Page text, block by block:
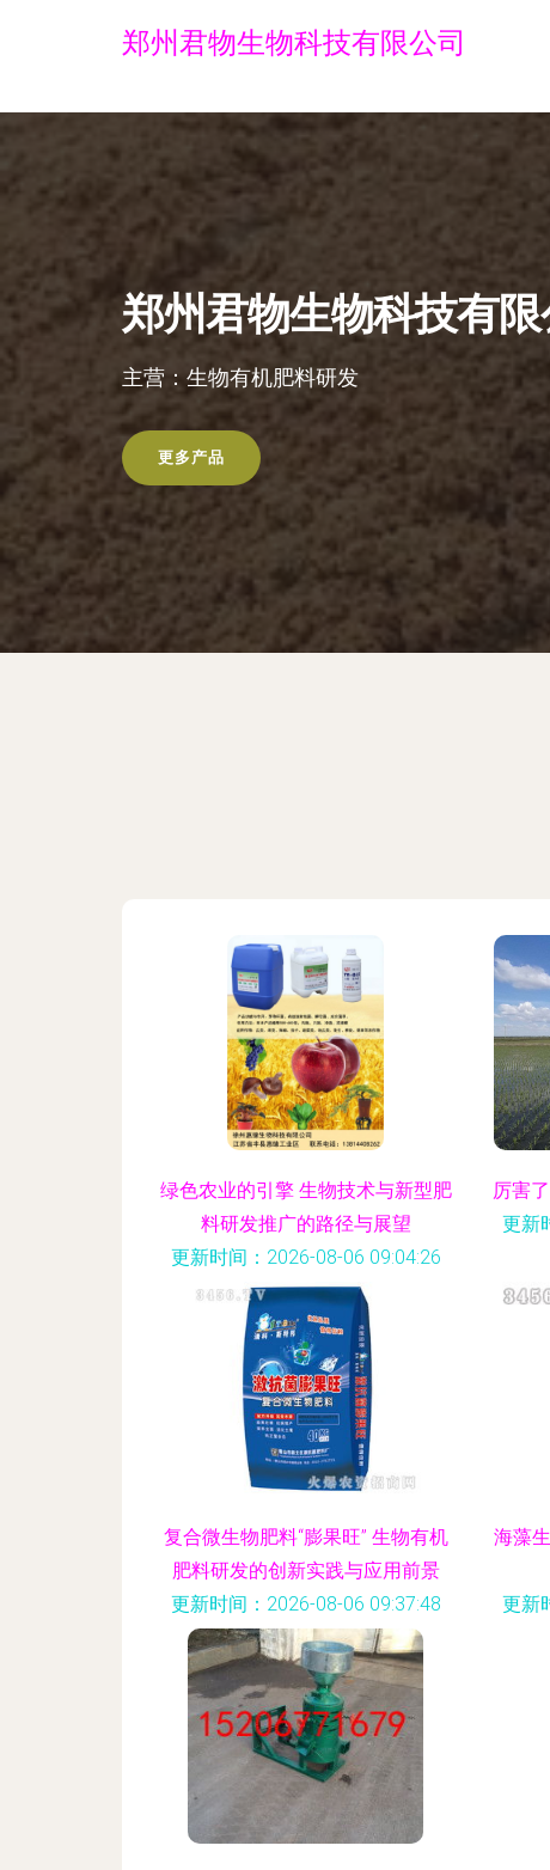
郑州君物生物科技有限公司
郑州君物生物科技有限
主营：生物有机肥料研发
更多产品
绿色农业的引擎 生物技术与新型肥
料研发推广的路径与展望
更新时间：2026-08-06 09:04:26
厉害
更新
复合微生物肥料“膨果旺” 生物有机
肥料研发的创新实践与应用前景
更新时间：2026-08-06 09:37:48
海藻
更新